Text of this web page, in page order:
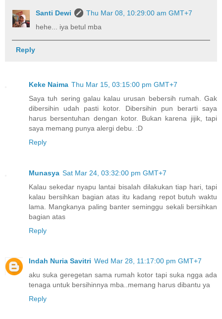
Santi Dewi
Thu Mar 08, 10:29:00 am GMT+7
hehe... iya betul mba
Reply
Keke Naima Thu Mar 15, 03:15:00 pm GMT+7
Saya tuh sering galau kalau urusan bebersih rumah. Gak
dibersihin udah pasti kotor. Dibersihin pun berarti saya
harus bersentuhan dengan kotor. Bukan karena jijik, tapi
saya memang punya alergi debu. :D
Reply
Munasya Sat Mar 24, 03:32:00 pm GMT+7
Kalau sekedar nyapu lantai bisalah dilakukan tiap hari, tapi
kalau bersihkan bagian atas itu kadang repot butuh waktu
lama. Mangkanya paling banter seminggu sekali bersihkan
bagian atas
Reply
Indah Nuria Savitri Wed Mar 28, 11:17:00 pm GMT+7
aku suka geregetan sama rumah kotor tapi suka ngga ada
tenaga untuk bersihinnya mba..memang harus dibantu ya
Reply